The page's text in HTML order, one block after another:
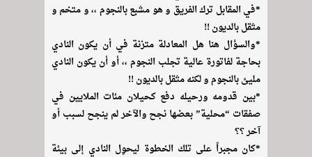
*في المقابل ترك الفريق و هو مشبع بالنجوم ،، و متخم و
مثقل بالديون !!
*والسؤال هنا هل المعادلة متزنة في أن يكون النادي
بحاجة لفاتورة عالية تجلب النجوم ،، أو أن يكون النادي
مليئ بالنجوم و لكنه مثقل بالديون !!
*بين قدومه ورحيله دفع كحيلان مئات الملايين في
صفقات “محلية” بعضها نجح والآخر لم ينجح لسبب أو
آخر ؟؟
*كان مجبراً على تلك الخطوة ليحوِل النادي إلى بيئة